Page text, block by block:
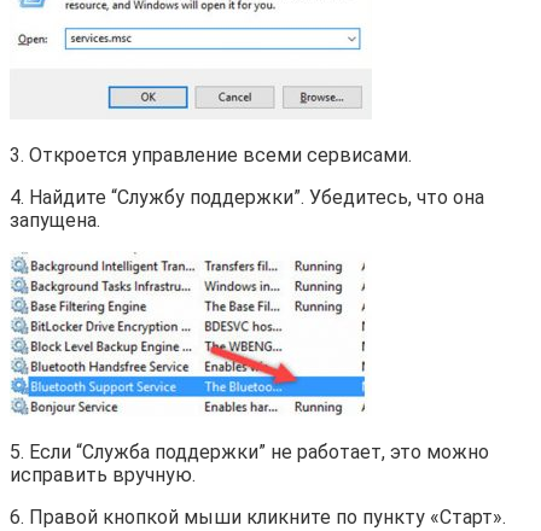
3. Откроется управление всеми сервисами.
4. Найдите “Службу поддержки”. Убедитесь, что она
запущена.
5. Если “Служба поддержки” не работает, это можно
исправить вручную.
6. Правой кнопкой мыши кликните по пункту «Старт».